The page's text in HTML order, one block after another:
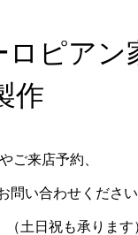
ロピアン
作
ご来店予約、
問い合わせください
土日祝も承ります